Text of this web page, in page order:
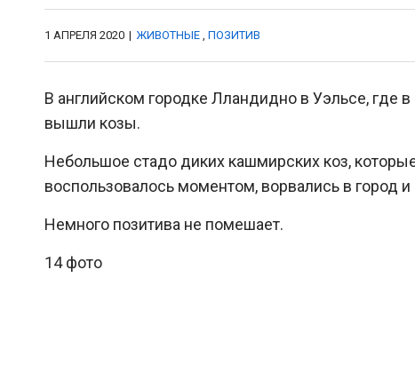
1 АПРЕЛЯ 2020 | ЖИВОТНЫЕ , ПОЗИТИВ
В английском городке Лландидно в Уэльсе, где
вышли козы.
Небольшое стадо диких кашмирских коз,
воспользовалось моментом, ворвались в город
Немного позитива не помешает.
14 фото